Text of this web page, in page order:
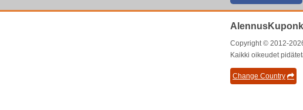
Copyright © 2012-
Kaikki oikeudet
Change Country